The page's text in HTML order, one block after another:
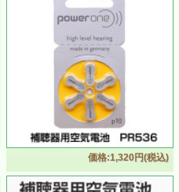
価格:1,320円(税込)